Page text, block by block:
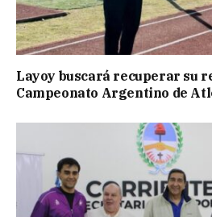
Layoy buscará recuperar su
Campeonato Argentino de